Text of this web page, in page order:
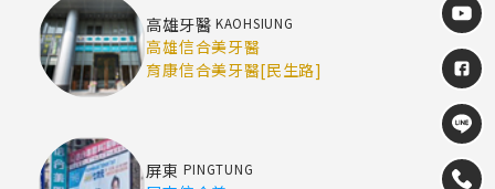
高雄牙醫 KAOHSIUNG
高雄信合美牙醫
育康信合美牙醫[民生路]
屏東 PINGTUNG